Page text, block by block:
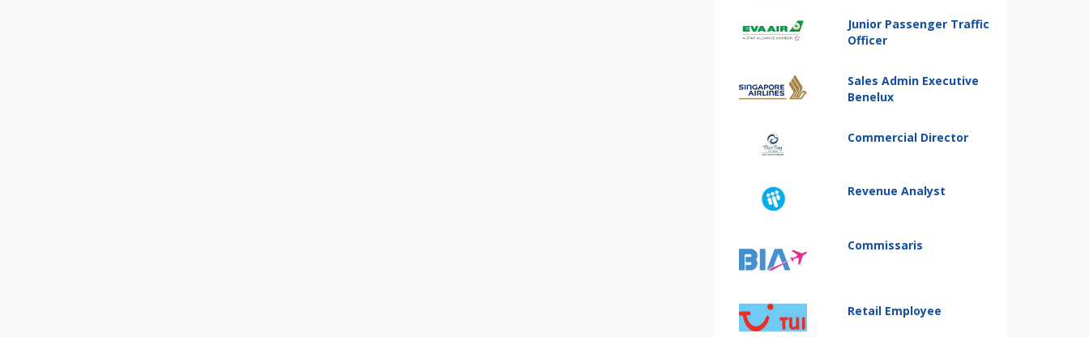
Junior Passenger Traffic
Officer
Sales Admin Executive
Benelux
Commercial Director
Revenue Analyst
Commissaris
Retail Employee